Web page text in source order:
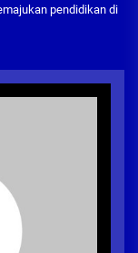
pendidikan di